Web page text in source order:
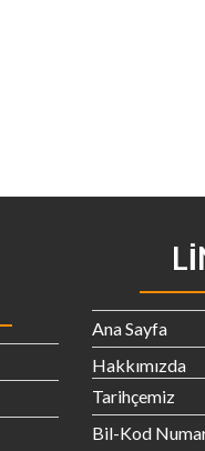
Ana Sayfa
Hakkımızda
Tarihçemiz
Bil-Kod